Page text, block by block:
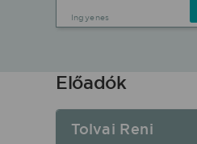
Ingyenes
Előadók
Tolvai Reni